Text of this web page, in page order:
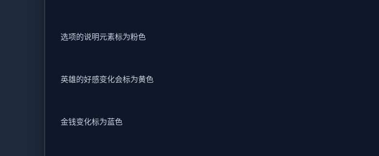
选项的说明元素标为粉色
英雄的好感变化会标为黄色
金钱变化标为蓝色